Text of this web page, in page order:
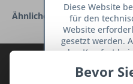
Ähnliche Artikel
TraumKüche
Bevor
Diese Website
für den
Website
gesetzt werden.
den Komfort bei
dienen oder